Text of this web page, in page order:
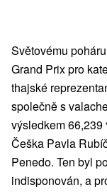
Světovému
Grand Prix pro
thajské
společně s
výsledkem 66,239
Češka Pavla
Penedo. Ten byl
indisponován, a